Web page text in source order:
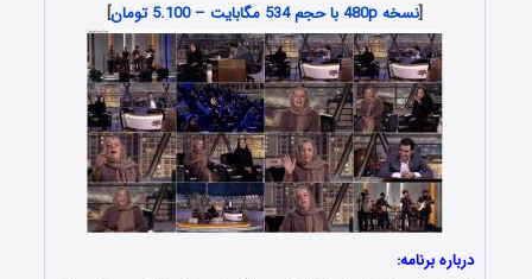
[نسخه 480p با حجم 534 مگابایت – 5.100 تومان ]
درباره برنامه: